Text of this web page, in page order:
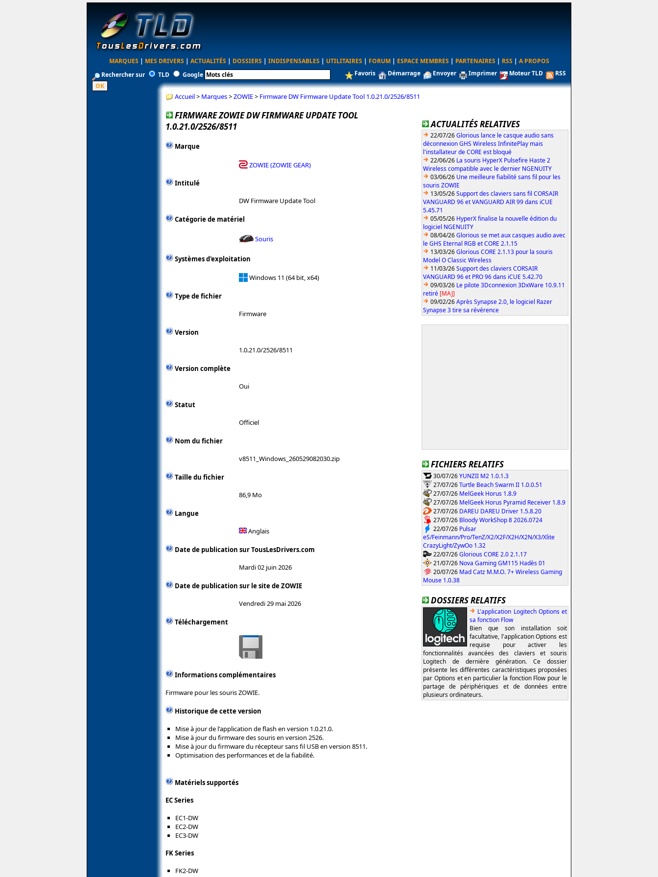
MARQUES | MES DRIVERS | ACTUALITÉS | DOSSIERS | INDISPENSABLES | UTILITAIRES | FORUM | ESPACE MEMBRES | PARTENAIRES | RSS | A PROPOS
Rechercher sur
TLD Google Favoris Démarrage Envoyer Imprimer Moteur TLD RSS
Accueil> Marques>ZOWIE> Firmware DW Firmware Update Tool 1.0.21.0/2526/8511
FIRMWARE ZOWIE DW FIRMWARE UPDATE TOOL
1.0.21.0/2526/8511
Marque
ZOWIE (ZOWIE GEAR)
Intitulé
DW Firmware Update Tool
Catégorie de matériel
Souris
Systèmes d'exploitation
Windows 11 (64 bit, x64)
Type de fichier
Firmware
Version
1.0.21.0/2526/8511
Version complète
Oui
Statut
Officiel
Nom du fichier
v8511_Windows_260529082030.zip
Taille du fichier
86,9 Mo
Langue
Anglais
Date de publication sur TousLesDrivers.com
Mardi 02 juin 2026
Date de publication sur le site de ZOWIE
Vendredi 29 mai 2026
Téléchargement
Informations complémentaires
Firmware pour les souris ZOWIE.
Historique de cette version
Mise à jour de l'application de flash en version 1.0.21.0.
Mise à jour du firmware des souris en version 2526.
Mise à jour du firmware du récepteur sans fil USB en version 8511.
Optimisation des performances et de la fiabilité.
Matériels supportés
EC Series
EC1-DW
EC2-DW
EC3-DW
FK Series
FK2-DW
ACTUALITÉS RELATIVES
22/07/26Glorious lance le casque audio sans
déconnexion GHS Wireless InfinitePlay mais
l'installateur de CORE est bloqué
22/06/26 La souris HyperX Pulsefire Haste 2
Wireless compatible avec le dernier NGENUITY
03/06/26 Une meilleure fiabilité sans fil pour les
souris ZOWIE
13/05/26Support des claviers sans fil CORSAIR
VANGUARD 96 et VANGUARD AIR 99 dans iCUE
5.45.71
05/05/26 HyperX finalise la nouvelle édition du
logiciel NGENUITY
08/04/26Glorious se met aux casques audio avec
le GHS Eternal RGB et CORE 2.1.15
13/03/26Glorious CORE 2.1.13 pour la souris
Model O Classic Wireless
11/03/26Support des claviers CORSAIR
VANGUARD 96 et PRO 96 dans iCUE 5.42.70
09/03/26 Le pilote 3Dconnexion 3DxWare 10.9.11
retiré [MAJ]
09/02/26Après Synapse 2.0, le logiciel Razer
Synapse 3 tire sa révérence
FICHIERS RELATIFS
30/07/26YUNZII M2 1.0.1.3
27/07/26Turtle Beach Swarm II 1.0.0.51
27/07/26 MelGeek Horus 1.8.9
27/07/26 MelGeek Horus Pyramid Receiver 1.8.9
27/07/26 DAREU DAREU Driver 1.5.8.20
27/07/26 Bloody WorkShop 8 2026.0724
22/07/26 Pulsar
eS/Feinmann/Pro/TenZ/X2/X2F/X2H/X2N/X3/Xlite
CrazyLight/ZywOo 1.32
22/07/26Glorious CORE 2.0 2.1.17
21/07/26 Nova Gaming GM115 Hadès 01
20/07/26 Mad Catz M.M.O. 7+ Wireless Gaming
Mouse 1.0.38
DOSSIERS RELATIFS
L'application Logitech Options et
sa fonction Flow
Bien que son installation soit
facultative, l'application Options est
requise pour activer les
fonctionnalités avancées des claviers et souris
Logitech de dernière génération. Ce dossier
présente les différentes caractéristiques proposées
par Options et en particulier la fonction Flow pour le
partage de périphériques et de données entre
plusieurs ordinateurs.